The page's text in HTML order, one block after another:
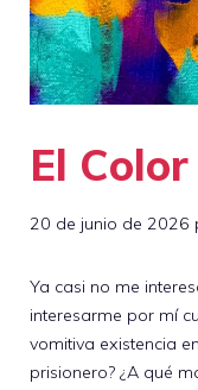
El
20 de junio de 2026
Ya casi no me
interesarme por mí
vomitiva existencia
prisionero? ¿A qué